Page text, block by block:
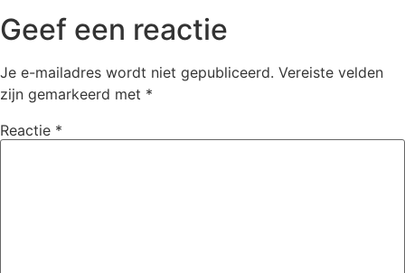
Geef een reactie
Je e-mailadres wordt niet gepubliceerd. Vereiste velden
zijn gemarkeerd met *
Reactie *